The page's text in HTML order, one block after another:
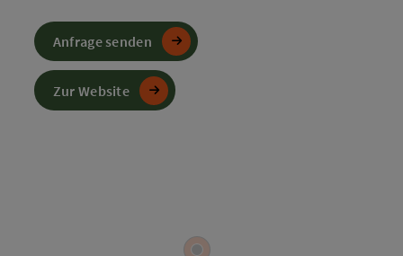
Anfrage senden
Zur Website